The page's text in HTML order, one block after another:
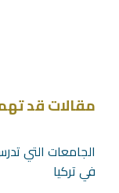
مقالات قد
الجامعات التي
في تركيا